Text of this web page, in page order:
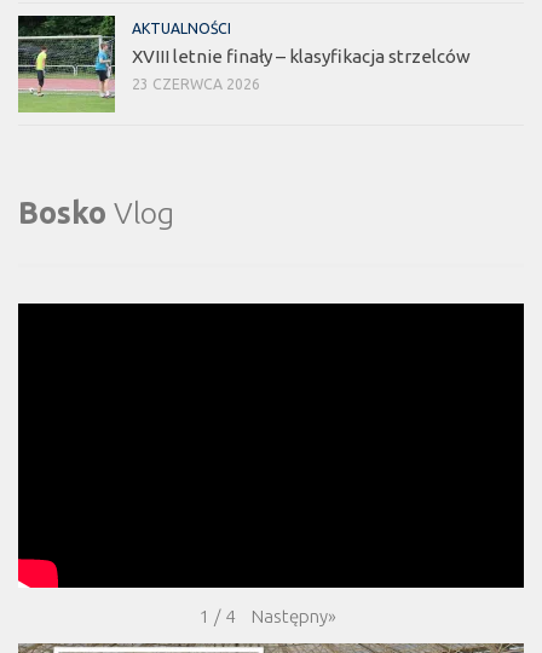
AKTUALNOŚCI
XVIII letnie finały – klasyfikacja strzelców
23 CZERWCA 2026
Bosko Vlog
1 / 4 Następny»